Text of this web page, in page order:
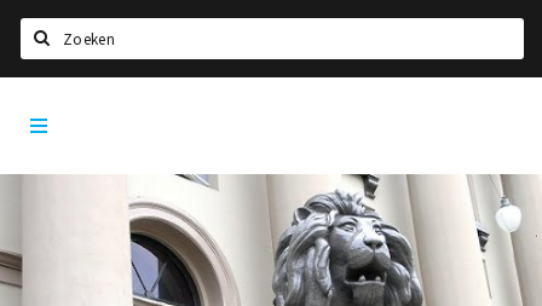
Home
Agenda
Bioscoopagenda